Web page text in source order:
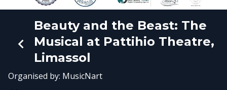
Beauty and the Beast: The
Musical at Pattihio Theatre,
Limassol
Organised by: MusicNart